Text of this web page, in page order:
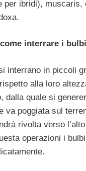
per ibridi), muscaris,
interrare i
interrano in piccoli
alla loro
, dalla quale si
va poggiata sul
rivolta verso
operazioni i